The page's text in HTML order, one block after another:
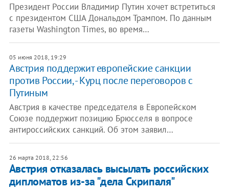
Президент России Владимир Путин хочет встретиться
с президентом США Дональдом Трампом. По данным
газеты Washington Times, во время…
05 июня 2018, 19:29
​Австрия поддержит европейские санкции
против России, - Курц после переговоров с
Путиным
Австрия в качестве председателя в Европейском
Союзе поддержит позицию Брюсселя в вопросе
антироссийских санкций. Об этом заявил…
26 марта 2018, 22:56
Австрия отказалась высылать российских
дипломатов из-за "дела Скрипаля"